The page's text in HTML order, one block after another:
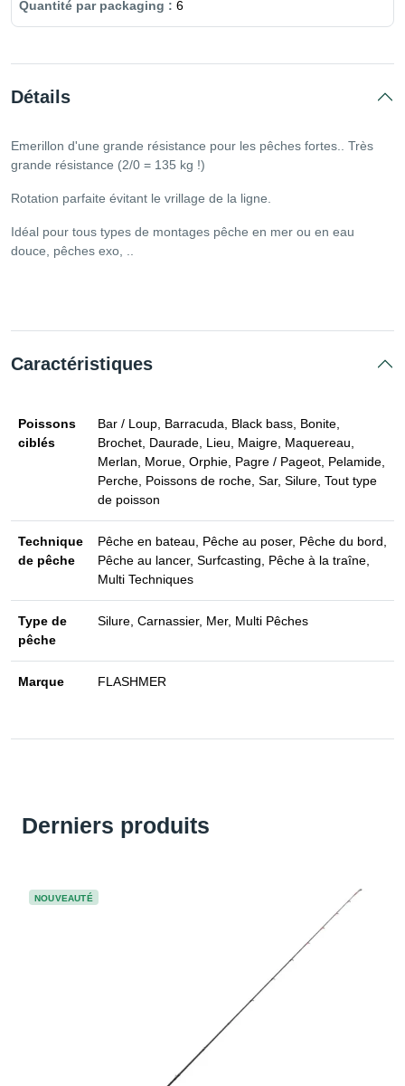
6
Détails
Emerillon d'une grande résistance pour les pêches fortes.. Très
grande résistance (2/0 = 135 kg !)
Rotation parfaite évitant le vrillage de la ligne.
Idéal pour tous types de montages pêche en mer ou en eau
douce, pêches exo, ..
Caractéristiques
Poissons
ciblés
Bar / Loup, Barracuda, Black bass, Bonite,
Brochet, Daurade, Lieu, Maigre, Maquereau,
Merlan, Morue, Orphie, Pagre / Pageot, Pelamide,
Perche, Poissons de roche, Sar, Silure, Tout type
de poisson
Technique
de pêche
Pêche en bateau, Pêche au poser, Pêche du bord,
Pêche au lancer, Surfcasting, Pêche à la traîne,
Multi Techniques
Type de
pêche
Silure, Carnassier, Mer, Multi Pêches
Marque FLASHMER
Derniers produits
NOUVEAUTÉ